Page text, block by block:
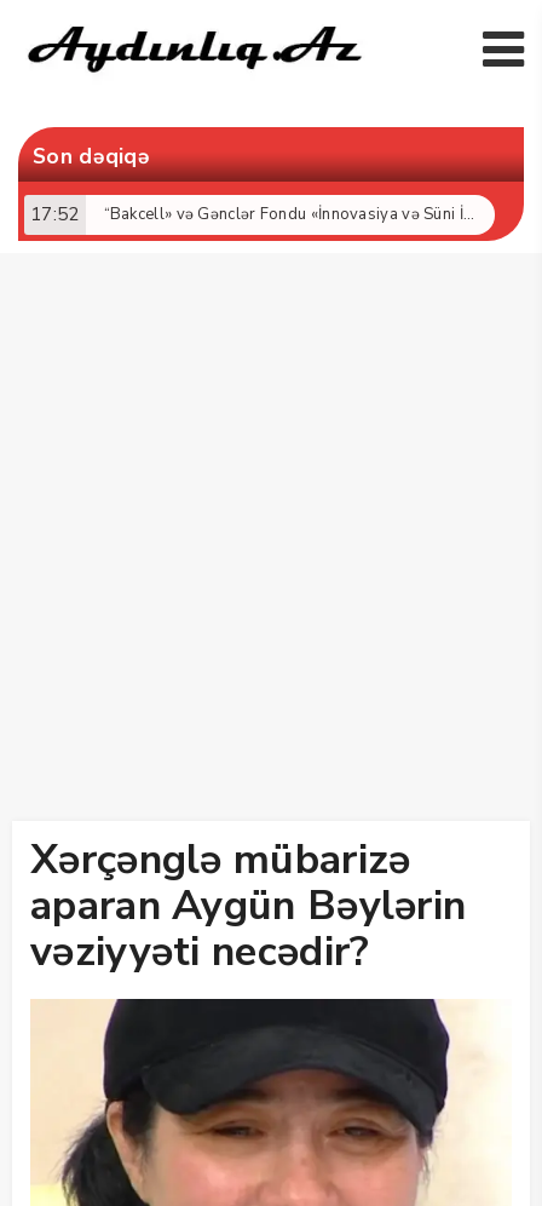
Son dəqiqə
17:52 “Bakcell» və Gənclər Fondu «İnnovasiya və Süni İntellekt» üzrə təqaüd proqramının qalibləri ilə görüş keçirib
Xərçənglə mübarizə
aparan Aygün Bəylərin
vəziyyəti necədir?